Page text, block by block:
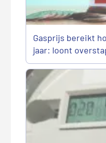
Gasprijs bereikt
jaar: loont